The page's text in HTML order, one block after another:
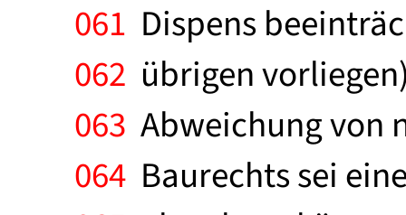
061 Dispens
062 übrigen
063 Abweichung von
064 Baurechts sei